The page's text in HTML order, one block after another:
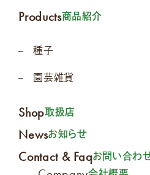
Products商品紹介
種子
園芸雑貨
Shop取扱店
Newsお知らせ
Contact & Faqお問い合わ